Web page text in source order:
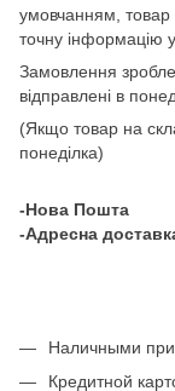
умовчанням, товар
точну інформацію
Замовлення
відправлені в
(Якщо товар на
понеділка)
-Нова Пошта
-Адресна
Наличными при
Кредитной